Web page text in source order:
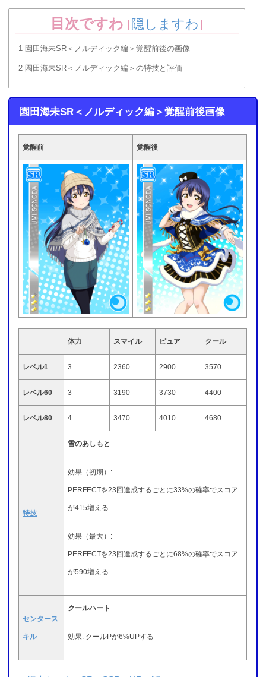
目次ですわ [隠しますわ]
1 園田海未SR＜ノルディック編＞覚醒前後の画像
2 園田海未SR＜ノルディック編＞の特技と評価
園田海未SR＜ノルディック編＞覚醒前後画像
覚醒前 覚醒後
体力 スマイル ピュア クール
レベル1 3 2360 2900 3570
レベル60 3 3190 3730 4400
レベル80 4 3470 4010 4680
特技
雪のあしもと
効果（初期）:
PERFECTを23回達成するごとに33%の確率でスコア
が415増える
効果（最大）:
PERFECTを23回達成するごとに68%の確率でスコア
が590増える
センタース
キル
クールハート
効果: クールPが6%UPする